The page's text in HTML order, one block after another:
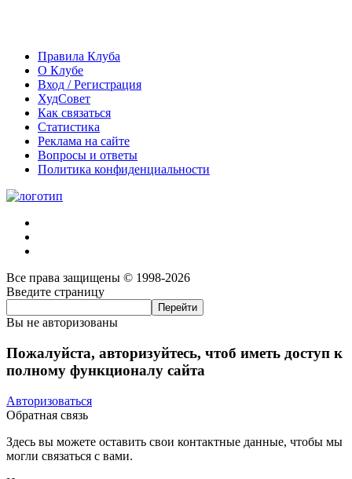
Правила Клуба
О Клубе
Вход / Регистрация
ХудСовет
Как связаться
Статистика
Реклама на сайте
Вопросы и ответы
Политика конфиденциальности
Все права защищены © 1998-2026
Введите страницу
Вы не авторизованы
Пожалуйста, авторизуйтесь, чтоб иметь доступ к
полному функционалу сайта
Авторизоваться
Обратная связь
Здесь вы можете оставить свои контактные данные, чтобы мы
могли связаться с вами.